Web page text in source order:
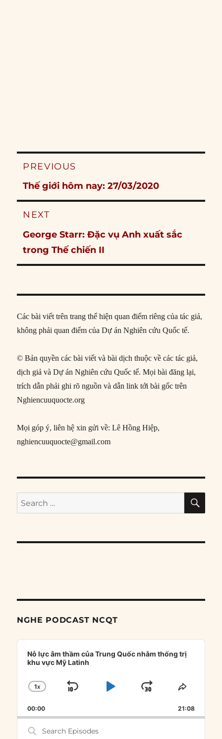
Post
PREVIOUS
Previous
post:
Thế giới hôm nay: 27/03/2020
NEXT
Next
post:
George Starr: Đặc vụ Anh xuất sắc
trong Thế chiến II
Các bài viết trên trang thể hiện quan điểm riêng của tác giả,
không phải quan điểm của Dự án Nghiên cứu Quốc tế.
© Bản quyền các bài viết và bài dịch thuộc về các tác giả,
dịch giả và Dự án Nghiên cứu Quốc tế. Mọi bài đăng lại,
trích dẫn phải ghi rõ nguồn và dẫn link tới bài gốc trên
Nghiencuuquocte.org
Mọi góp ý, liên hệ xin gửi về: Lê Hồng Hiệp,
nghiencuuquocte@gmail.com
Search
for:
NGHE PODCAST NCQT
Audio
Player
Nỗ lực âm thầm của Trung Quốc nhằm thống trị
khu vực Mỹ Latinh
CHANGE
RATE
1X
SKIP
PLAYJUMP
FORWARD
SHARE
00:00 21:08
Search
Episodes